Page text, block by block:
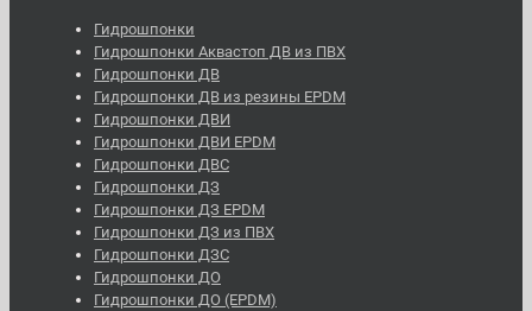
Гидрошпонки
Гидрошпонки Аквастоп ДВ из ПВХ
Гидрошпонки ДВ
Гидрошпонки ДВ из резины EPDM
Гидрошпонки ДВИ
Гидрошпонки ДВИ EPDM
Гидрошпонки ДВС
Гидрошпонки ДЗ
Гидрошпонки ДЗ EPDM
Гидрошпонки ДЗ из ПВХ
Гидрошпонки ДЗС
Гидрошпонки ДО
Гидрошпонки ДО (EPDM)